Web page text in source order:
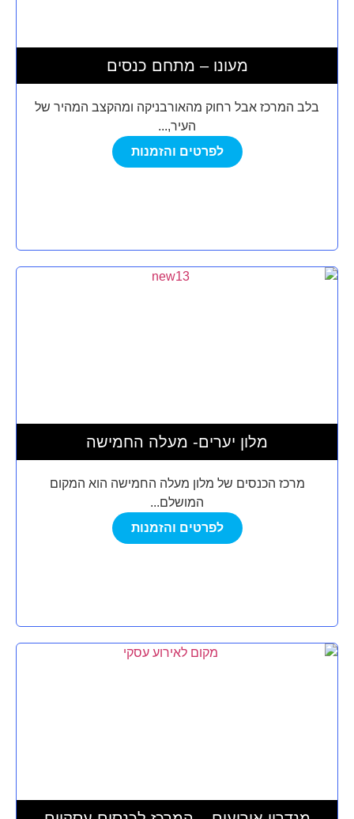
מעונו – מתחם כנסים
בלב המרכז אבל רחוק מהאורבניקה ומהקצב המהיר של
העיר,...
לפרטים והזמנות
מלון יערים- מעלה החמישה
מרכז הכנסים של מלון מעלה החמישה הוא המקום
המושלם...
לפרטים והזמנות